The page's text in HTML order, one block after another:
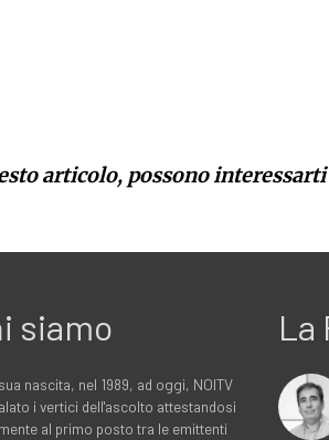
articolo, possono interessarti
siamo
nascita, nel 1989, ad oggi, NOITV
i vertici dell'ascolto attestandosi
al primo posto tra le emittenti
La